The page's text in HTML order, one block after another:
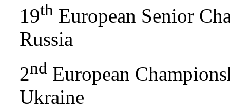
19th European Senior
Russia
2nd European
Ukraine